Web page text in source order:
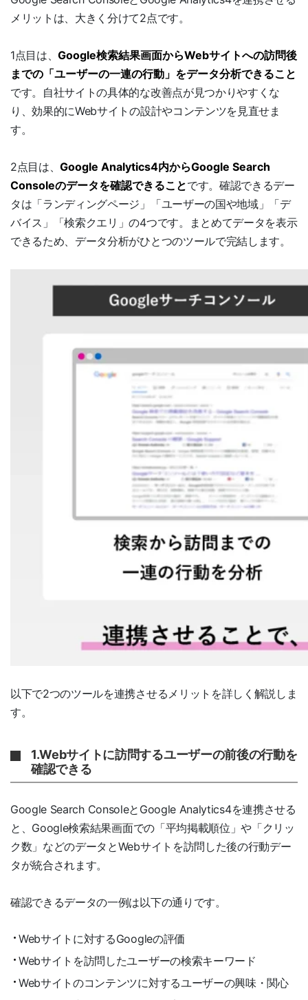
メリットは、大きく分けて2点です。
1点目は、Google検索結果画面からWebサイトへの訪問後
までの「ユーザーの一連の行動」をデータ分析できること
です。自社サイトの具体的な改善点が見つかりやすくな
り、効果的にWebサイトの設計やコンテンツを見直せま
す。
2点目は、Google Analytics4内からGoogle Search
Consoleのデータを確認できることです。確認できるデー
タは「ランディングページ」「ユーザーの国や地域」「デ
バイス」「検索クエリ」の4つです。まとめてデータを表示
できるため、データ分析がひとつのツールで完結します。
以下で2つのツールを連携させるメリットを詳しく解説しま
す。
1.Webサイトに訪問するユーザーの前後の行動を
確認できる
Google Search ConsoleとGoogle Analytics4を連携させる
と、Google検索結果画面での「平均掲載順位」や「クリッ
ク数」などのデータとWebサイトを訪問した後の行動デー
タが統合されます。
確認できるデータの一例は以下の通りです。
Webサイトに対するGoogleの評価
Webサイトを訪問したユーザーの検索キーワード
Webサイトのコンテンツに対するユーザーの興味・関心